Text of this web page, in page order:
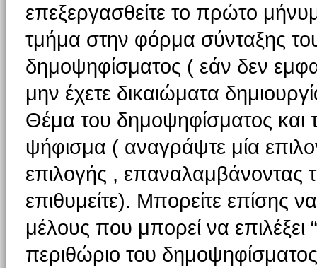
επεξεργασθείτε το πρώτο
τμήμα στην φόρμα σύνταξης
δημοψηφίσματος ( εάν δεν
μην έχετε δικαιώματα
Θέμα του δημοψηφίσματος και
ψήφισμα ( αναγράψτε μία
επιλογής , επαναλαμβάνοντας
επιθυμείτε). Μπορείτε επίσης
μέλους που μπορεί να επιλέξει
περιθώριο του